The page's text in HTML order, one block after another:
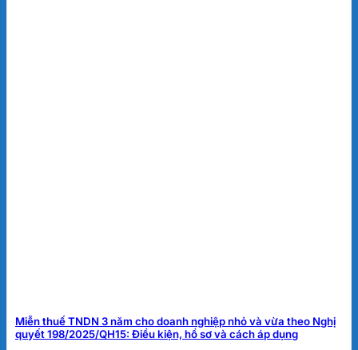
Miễn thuế TNDN 3 năm cho doanh nghiệp nhỏ và vừa theo Nghị
quyết 198/2025/QH15: Điều kiện, hồ sơ và cách áp dụng